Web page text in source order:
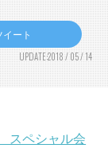
イート
UPDATE:2018 / 05 / 14
スペシャル会